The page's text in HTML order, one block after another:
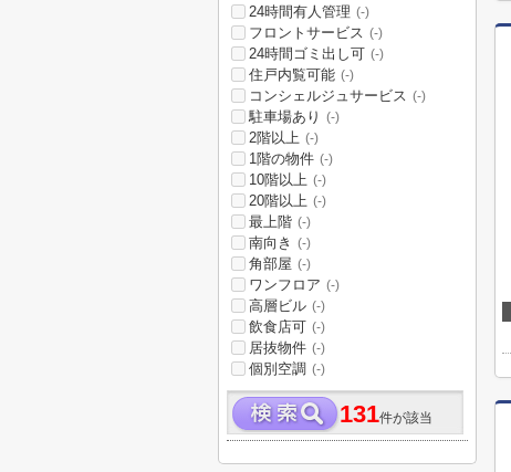
24時間有人管理 (-)
フロントサービス (-)
24時間ゴミ出し可 (-)
住戸内覧可能 (-)
コンシェルジュサービス (-)
駐車場あり (-)
2階以上 (-)
1階の物件 (-)
10階以上 (-)
20階以上 (-)
最上階 (-)
南向き (-)
角部屋 (-)
ワンフロア (-)
高層ビル (-)
飲食店可 (-)
居抜物件 (-)
個別空調 (-)
131件が該当